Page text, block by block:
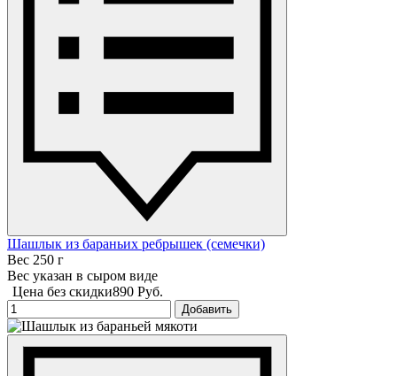
Шашлык из бараньих ребрышек (семечки)
Вес 250 г
Вес указан в сыром виде
Цена без скидки890 Руб.
Добавить